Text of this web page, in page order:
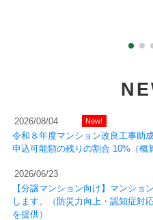
2026/08/04
令和８年度マンション改良工事助
申込可能額の残りの割合 10%（概
2026/06/23
【分譲マンション向け】マンショ
します。（防災力向上・認知症対
を提供）